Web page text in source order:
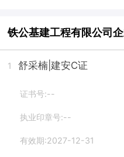
铁公基建工程有限公司
1 舒采楠 |建安C证
证书号:--
执业印章号:--
有效期:2027-12-31